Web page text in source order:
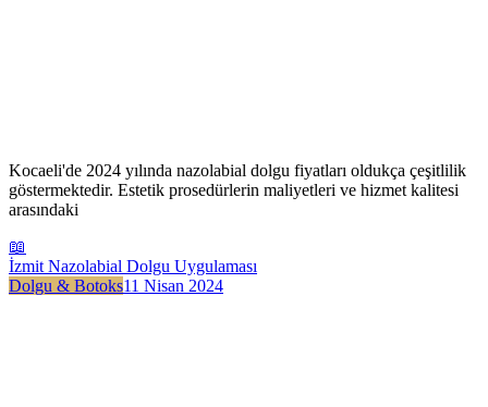
Kocaeli'de 2024 yılında nazolabial dolgu fiyatları oldukça çeşitlilik
göstermektedir. Estetik prosedürlerin maliyetleri ve hizmet kalitesi
arasındaki
📖
İzmit Nazolabial Dolgu Uygulaması
Dolgu & Botoks11 Nisan 2024